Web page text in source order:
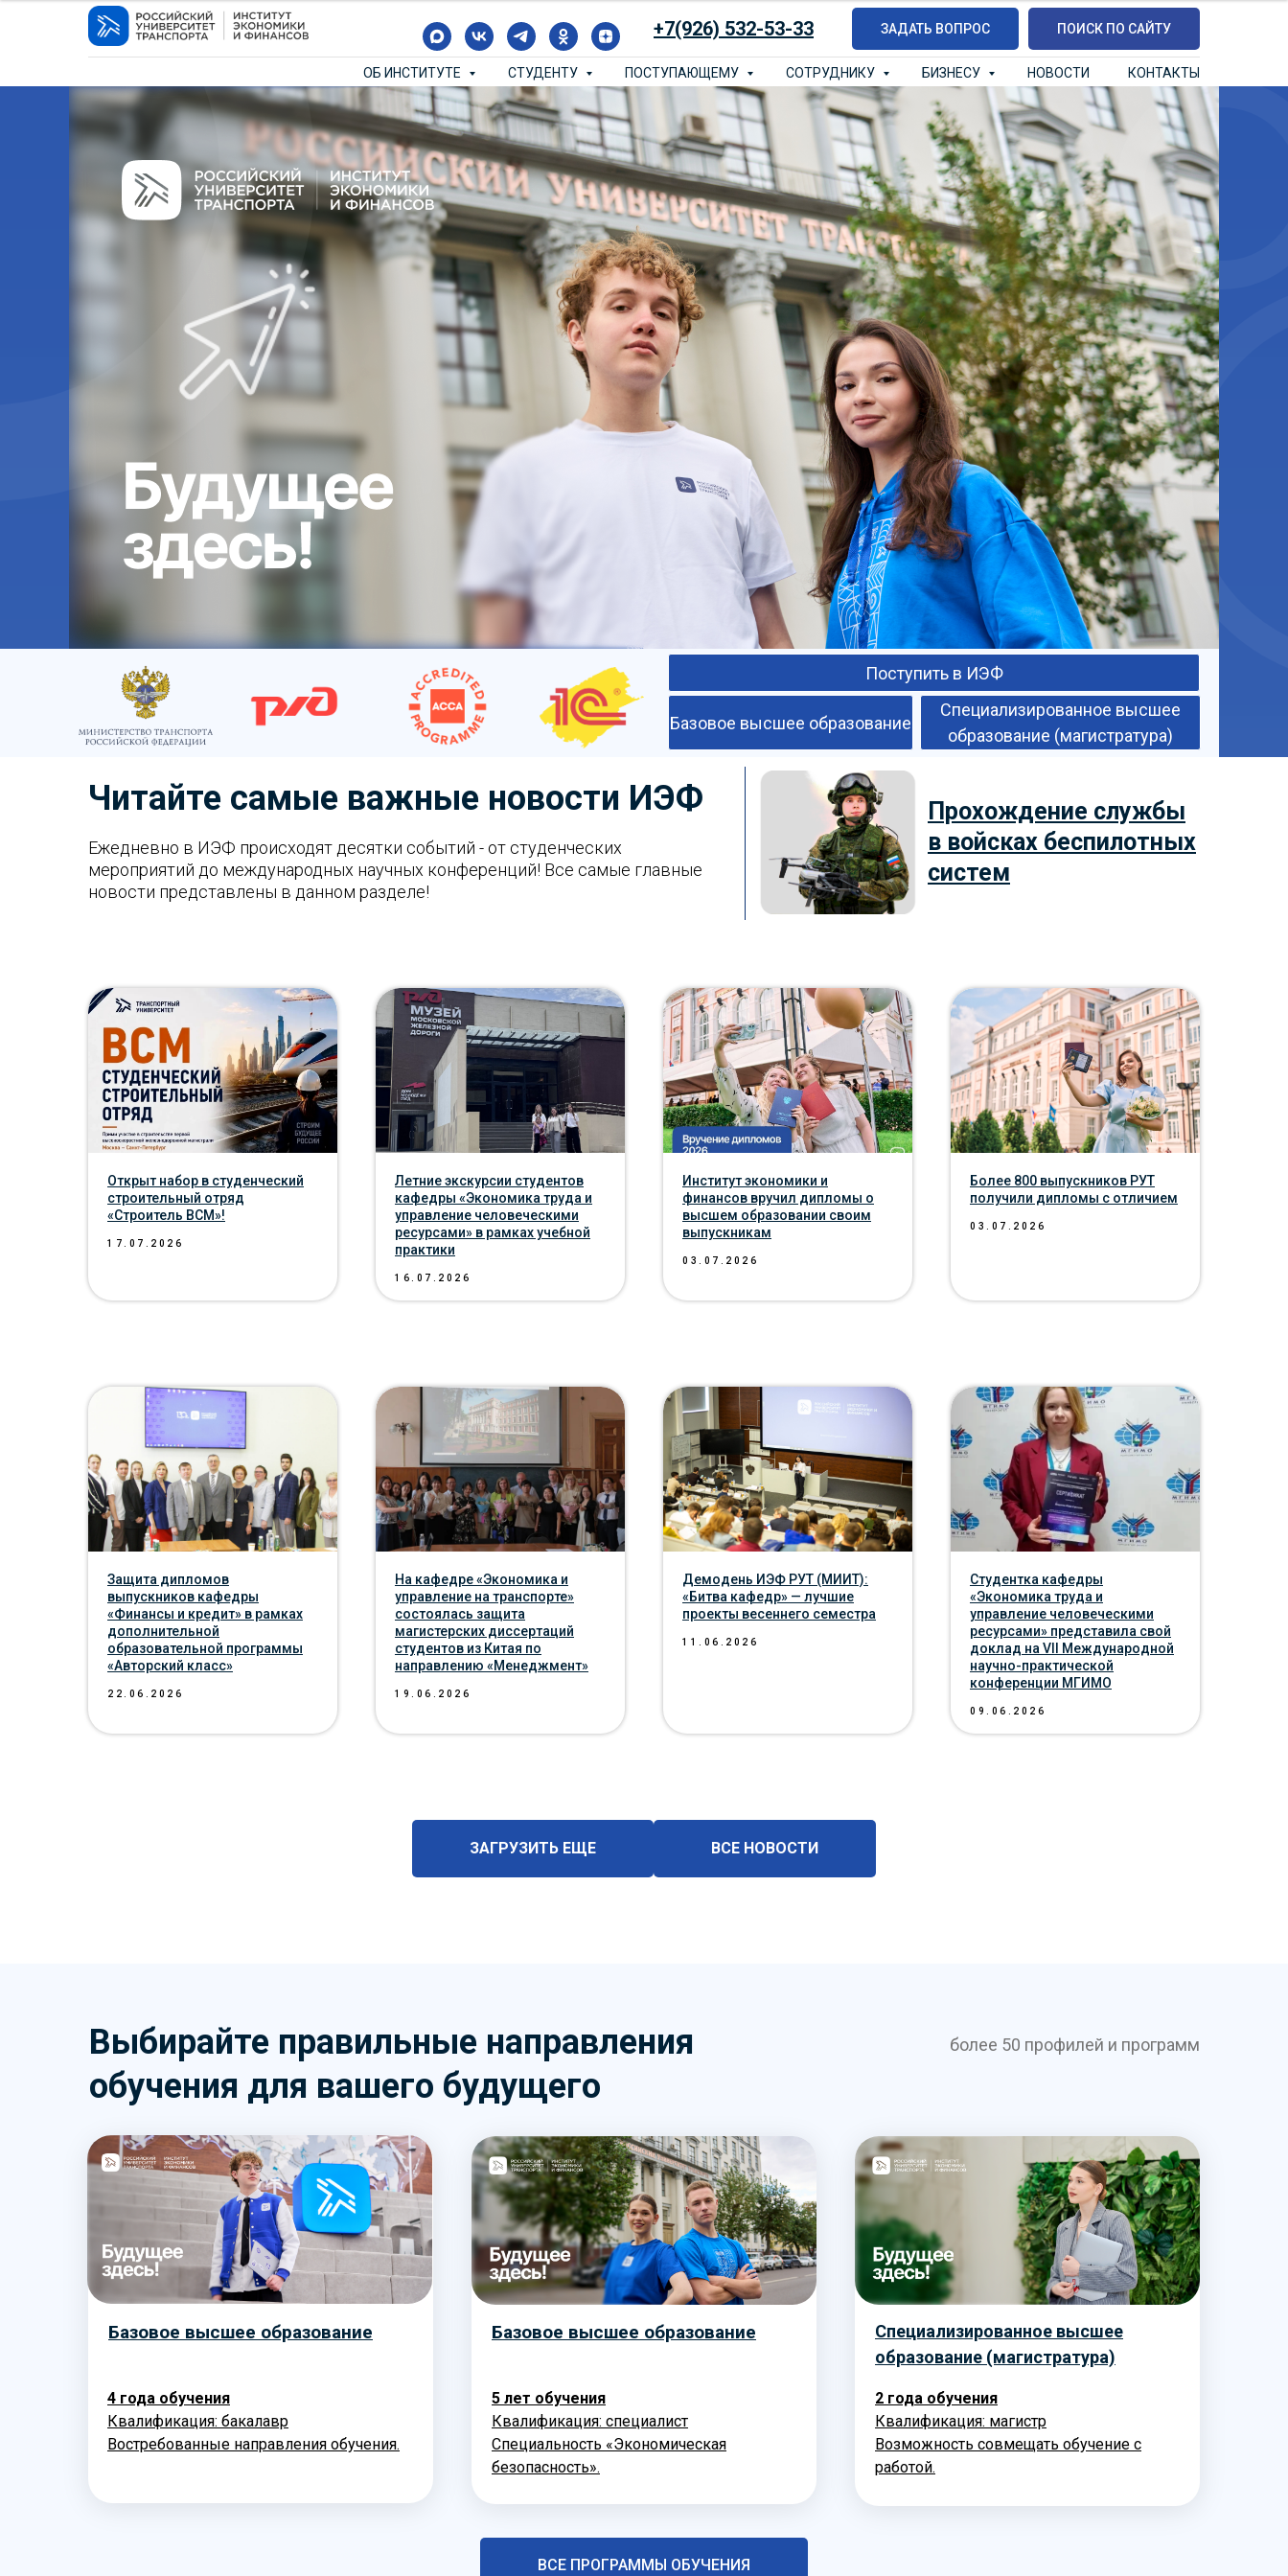
+7(926) 532-53-33 ЗАДАТЬ ВОПРОС ПОИСК ПО САЙТУ
ОБ ИНСТИТУТЕ СТУДЕНТУ ПОСТУПАЮЩЕМУ СОТРУДНИКУ БИЗНЕСУ НОВОСТИ КОНТАКТЫ
Базовое высшее образование
Специализированное высшее
образование (магистратура)
Поступить в ИЭФ
Читайте самые важные новости ИЭФ
Прохождение службы
в войсках беспилотных
систем
Ежедневно в ИЭФ происходят десятки событий - от студенческих
мероприятий до международных научных конференций! Все самые главные
новости представлены в данном разделе!
Открыт набор в студенческий
строительный отряд
«Строитель ВСМ»!
17.07.2026
Летние экскурсии cтудентов
кафедры «Экономика труда и
управление человеческими
ресурсами» в рамках учебной
практики
16.07.2026
Институт экономики и
финансов вручил дипломы о
высшем образовании своим
выпускникам
03.07.2026
Более 800 выпускников РУТ
получили дипломы с отличием
03.07.2026
Защита дипломов
выпускников кафедры
«Финансы и кредит» в рамках
дополнительной
образовательной программы
«Авторский класс»
22.06.2026
На кафедре «Экономика и
управление на транспорте»
состоялась защита
магистерских диссертаций
студентов из Китая по
направлению «Менеджмент»
19.06.2026
Демодень ИЭФ РУТ (МИИТ):
«Битва кафедр» — лучшие
проекты весеннего семестра
11.06.2026
Студентка кафедры
«Экономика труда и
управление человеческими
ресурсами» представила свой
доклад на VII Международной
научно-практической
конференции МГИМО
09.06.2026
ЗАГРУЗИТЬ ЕЩЕ ВСЕ НОВОСТИ
Выбирайте правильные направления
обучения для вашего будущего
более 50 профилей и программ
Базовое высшее образование
4 года обучения
Квалификация: бакалавр
Востребованные направления обучения.
Базовое высшее образование
5 лет обучения
Квалификация: специалист
Специальность «Экономическая
безопасность».
Специализированное высшее
образование (магистратура)
2 года обучения
Квалификация: магистр
Возможность совмещать обучение с
работой.
ВСЕ ПРОГРАММЫ ОБУЧЕНИЯ